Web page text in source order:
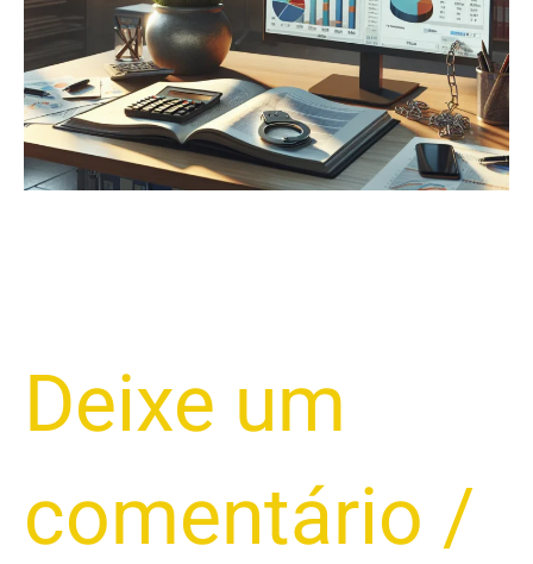
Deixe um
comentário /
e
Apreensão